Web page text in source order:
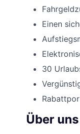
Einen
30
Über uns